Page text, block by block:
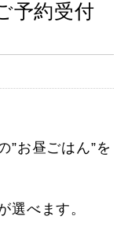
予約受付
”お昼ごはん”を
選べます。